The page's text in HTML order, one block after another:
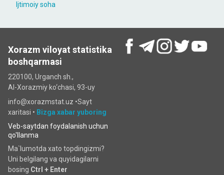
Ijtimoiy soha
Xorazm viloyat statistika
boshqarmasi
220100, Urganch sh.,
Al-Xorazmiy ko‘chаsi, 93-uy
info@xorazmstat.uz •Sayt
xaritasi • Bizga xabar yuboring
Veb-saytdan foydalanish uchun
qo'llanma
Ma`lumotda xato topdingizmi?
Uni belgilang va quyidagilarni
bosing Ctrl + Enter